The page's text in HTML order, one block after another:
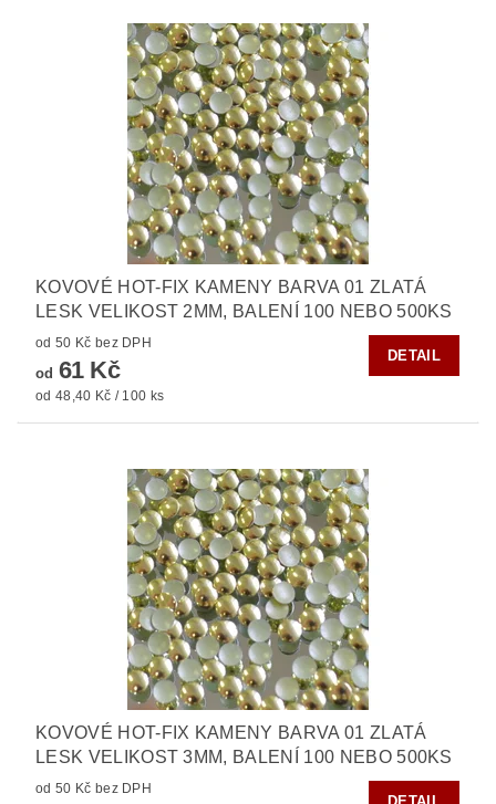
KOVOVÉ HOT-FIX KAMENY BARVA 01 ZLATÁ
LESK VELIKOST 2MM, BALENÍ 100 NEBO 500KS
od 50 Kč bez DPH
od 61 Kč
od 48,40 Kč / 100 ks
DETAIL
KOVOVÉ HOT-FIX KAMENY BARVA 01 ZLATÁ
LESK VELIKOST 3MM, BALENÍ 100 NEBO 500KS
od 50 Kč bez DPH